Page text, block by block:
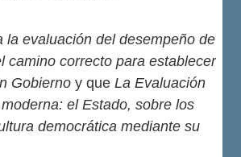
evaluación del desempeño de
camino correcto para establecer
Gobierno y que La Evaluación
el Estado, sobre los
democrática mediante su